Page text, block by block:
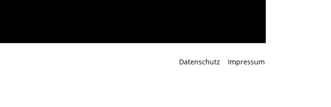
Wolfgang Sperl Datenschutz Impressum